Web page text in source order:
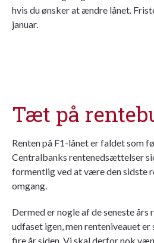
hvis du ønsker at ændre lånet.
januar.
Tæt på
Renten på F1-lånet er faldet som
Centralbanks rentenedsættelser
formentlig ved at være den sidste
omgang.
Dermed er nogle af de seneste
udfaset igen, men renteniveauet
fire år siden. Vi skal derfor nok